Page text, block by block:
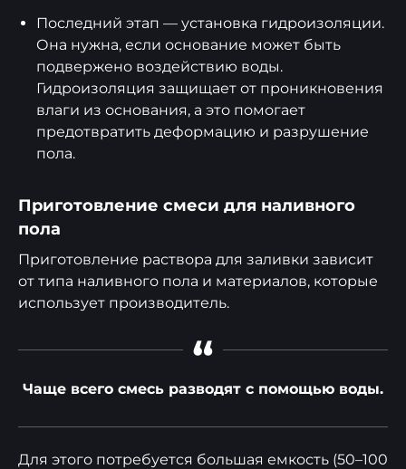
Последний этап — установка гидроизоляции.
Она нужна, если основание может быть
подвержено воздействию воды.
Гидроизоляция защищает от проникновения
влаги из основания, а это помогает
предотвратить деформацию и разрушение
пола.
Приготовление смеси для наливного
пола
Приготовление раствора для заливки зависит
от типа наливного пола и материалов, которые
использует производитель.
“
Чаще всего смесь разводят с помощью воды.
Для этого потребуется большая емкость (50–100